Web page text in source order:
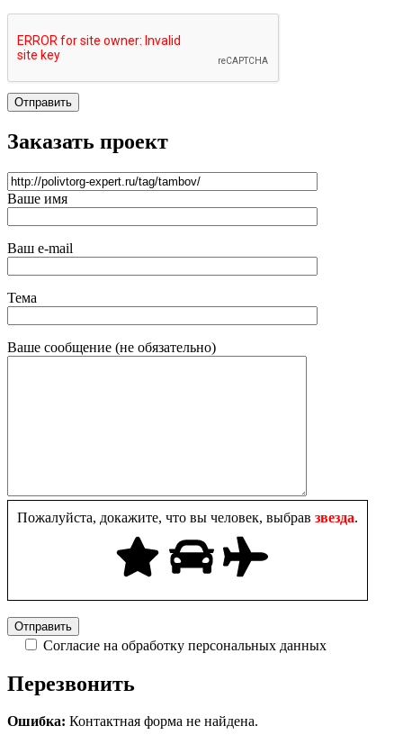
Отправить
Заказать проект
Ваше имя
Ваш e-mail
Тема
Ваше сообщение (не обязательно)
Пожалуйста, докажите, что вы человек, выбрав звезда.
Согласие на обработку персональных данных
Перезвонить
Ошибка: Контактная форма не найдена.